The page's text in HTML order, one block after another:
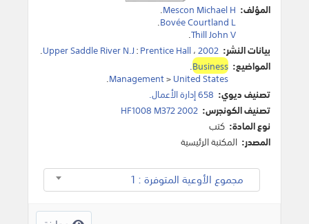
المؤلف: Mescon Michael H
.
Bovée Courtland L
.
Thill John V
.
بيانات النشر:
Upper Saddle River N.J:Prentice Hall،2002
.
المواضيع: Business
.
Management>United States
.
تصنيف ديوي: 658 إدارة الأعمال.
تصنيف الكونجرس: HF1008 M372 2002
نوع المادة: كتب
المصدر: المكتبة الرئيسية
مجموع الأوعية المتوفرة : 1